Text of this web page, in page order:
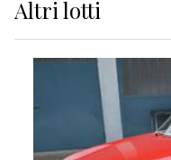
Altrilotti